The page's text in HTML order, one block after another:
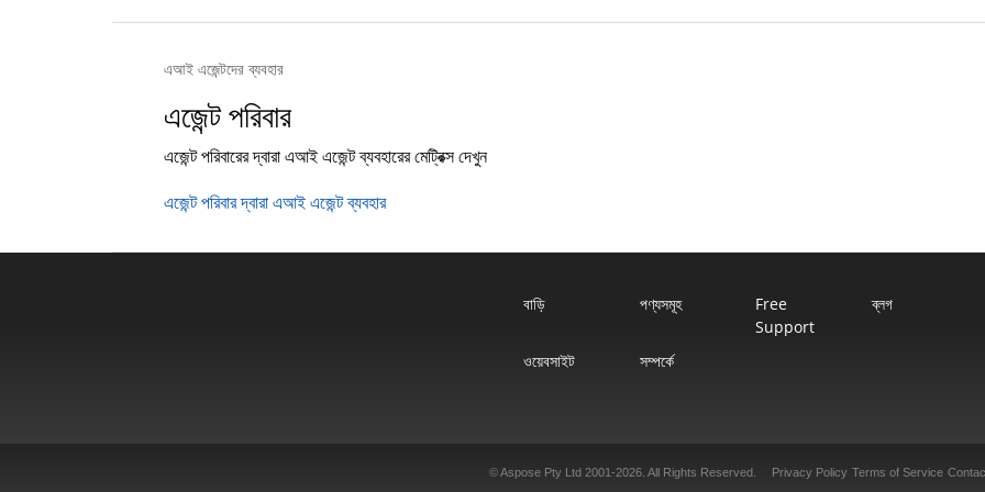
এআই এজেন্টদের ব্যবহার
এজেন্ট পরিবার
এজেন্ট পরিবারের দ্বারা এআই এজেন্ট ব্যবহারের মেট্রিক্স দেখুন
এজেন্ট পরিবার দ্বারা এআই এজেন্ট ব্যবহার
বাড়ি পণ্যসমূহ
Free
Support
ব্লগ
ওয়েবসাইট সম্পর্কে
© Aspose Pty Ltd 2001-2026. All Rights Reserved. Privacy Policy Terms of Service